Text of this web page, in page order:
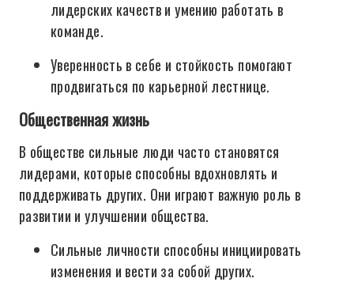
лидерских качеств и умению работать в
команде.
Уверенность в себе и стойкость помогают
продвигаться по карьерной лестнице.
Общественная жизнь
В обществе сильные люди часто становятся
лидерами, которые способны вдохновлять и
поддерживать других. Они играют важную роль в
развитии и улучшении общества.
Сильные личности способны инициировать
изменения и вести за собой других.